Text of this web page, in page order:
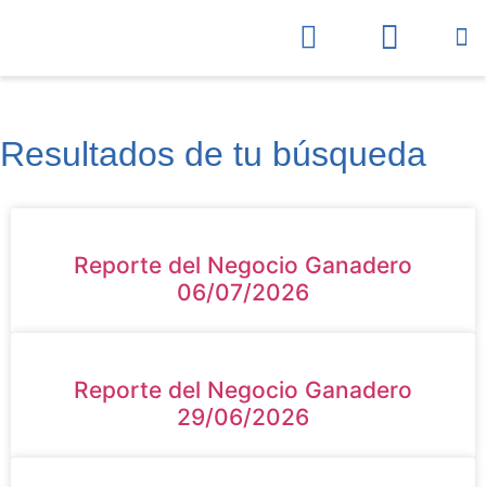
Resultados de tu búsqueda
Reporte del Negocio Ganadero
06/07/2026
Reporte del Negocio Ganadero
29/06/2026